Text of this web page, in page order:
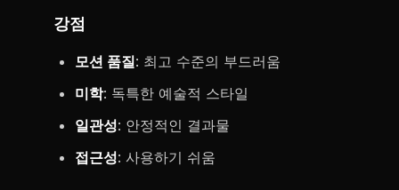
강점
모션 품질: 최고 수준의 부드러움
미학: 독특한 예술적 스타일
일관성: 안정적인 결과물
접근성: 사용하기 쉬움